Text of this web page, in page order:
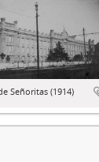
Señoritas (1914)